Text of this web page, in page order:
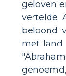
geloven
vertelde
beloond
met land